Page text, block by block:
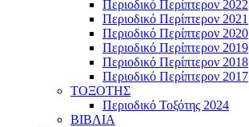
Περιοδικό Περίπτερον 2022
Περιοδικό Περίπτερον 2021
Περιοδικό Περίπτερον 2020
Περιοδικό Περίπτερον 2019
Περιοδικό Περίπτερον 2018
Περιοδικό Περίπτερον 2017
ΤΟΞΟΤΗΣ
Περιοδικό Τοξότης 2024
ΒΙΒΛΙΑ